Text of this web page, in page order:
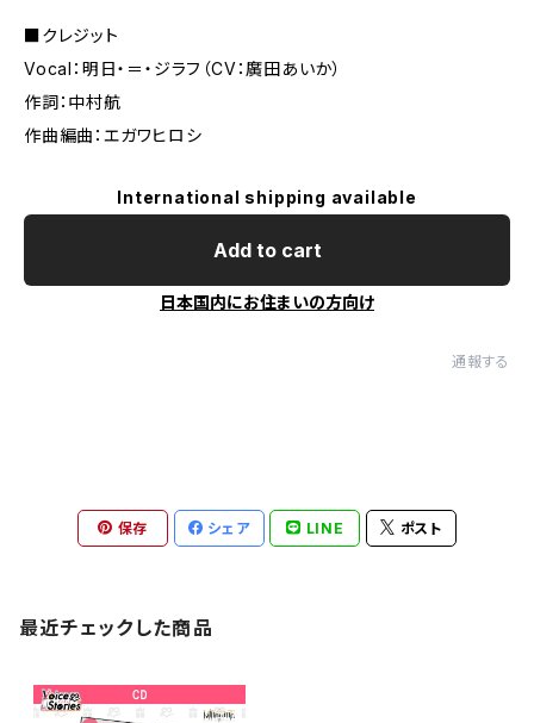
■クレジット
Vocal：明日・＝・ジラフ（CV：廣田あいか）
作詞：中村航
作曲編曲：エガワヒロシ
International shipping available
Add to cart
日本国内にお住まいの方向け
通報する
保存 シェア LINE ポスト
最近チェックした商品